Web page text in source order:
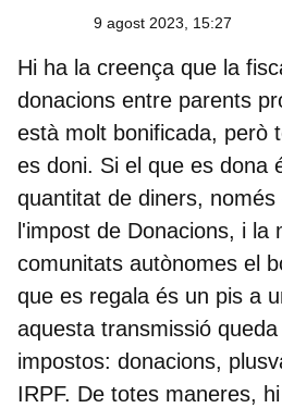
9 agost 2023, 15:27
Hi ha la creença que la
donacions entre parents
està molt bonificada, però
es doni. Si el que es dona
quantitat de diners,
l'impost de Donacions, i la
comunitats autònomes el
que es regala és un pis a
aquesta transmissió
impostos: donacions,
IRPF. De totes maneres,